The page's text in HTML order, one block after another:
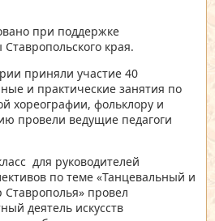
при поддержке
края.
приняли участие 40
и практические занятия по
хореографии, фольклору и
провели ведущие педагоги
для руководителей
по теме «Танцевальный и
провел
деятель искусств